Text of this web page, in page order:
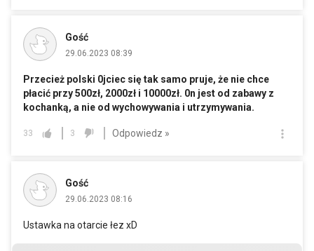
Gość
29.06.2023 08:39
Przecież polski 0jciec się tak samo pruje, że nie chce
płacić przy 500zł, 2000zł i 10000zł. 0n jest od zabawy z
kochanką, a nie od wychowywania i utrzymywania.
33 3 Odpowiedz »
Gość
29.06.2023 08:16
Ustawka na otarcie łez xD